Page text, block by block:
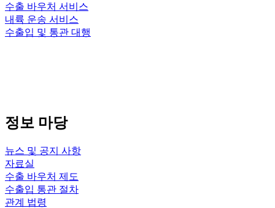
수출 바우처 서비스
내륙 운송 서비스
수출입 및 통관 대행
정보 마당
뉴스 및 공지 사항
자료실
수출 바우처 제도
수출입 통관 절차
관계 법령